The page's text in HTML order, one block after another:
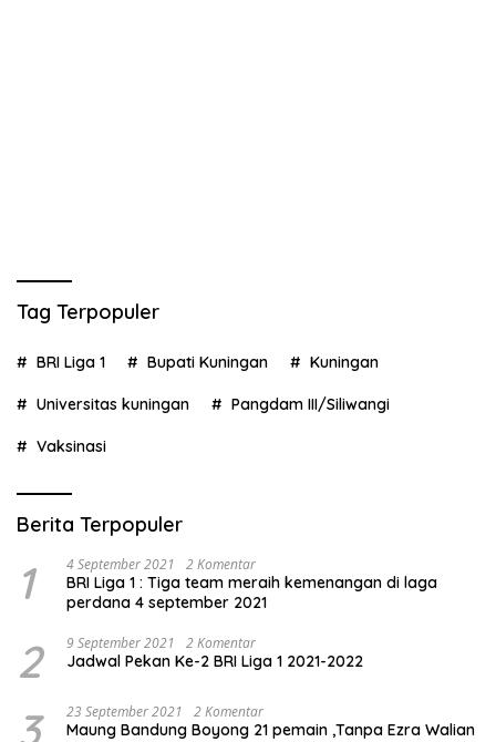
Tag Terpopuler
BRI Liga 1 Bupati Kuningan Kuningan
Universitas kuningan Pangdam III/Siliwangi
Vaksinasi
Berita Terpopuler
1 4 September 2021 2 Komentar
BRI Liga 1 : Tiga team meraih kemenangan di laga
perdana 4 september 2021
2 9 September 2021 2 Komentar
Jadwal Pekan Ke-2 BRI Liga 1 2021-2022
3 23 September 2021 2 Komentar
Maung Bandung Boyong 21 pemain ,Tanpa Ezra Walian